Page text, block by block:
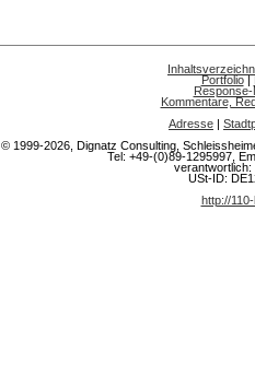
Portfolio|
Kommentare,
Adresse |
© 1999-2026, Dignatz Consulting,
Tel: +49-(0)89-1295997,
verantwortlich:
USt-ID:
http://